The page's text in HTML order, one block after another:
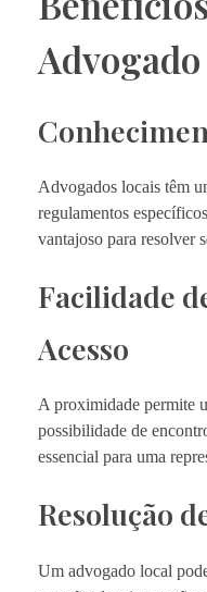
Advogados locais têm
regulamentos
vantajoso para resolver
Facilidade
Acesso
A proximidade permite
possibilidade de
essencial para uma
Resolução
Um advogado local